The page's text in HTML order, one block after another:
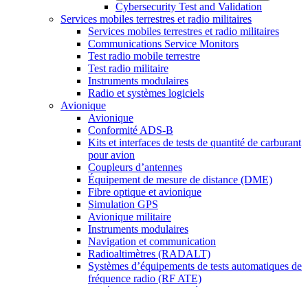
Cybersecurity Test and Validation
Services mobiles terrestres et radio militaires
Services mobiles terrestres et radio militaires
Communications Service Monitors
Test radio mobile terrestre
Test radio militaire
Instruments modulaires
Radio et systèmes logiciels
Avionique
Avionique
Conformité ADS-B
Kits et interfaces de tests de quantité de carburant
pour avion
Coupleurs d’antennes
Équipement de mesure de distance (DME)
Fibre optique et avionique
Simulation GPS
Avionique militaire
Instruments modulaires
Navigation et communication
Radioaltimètres (RADALT)
Systèmes d’équipements de tests automatiques de
fréquence radio (RF ATE)